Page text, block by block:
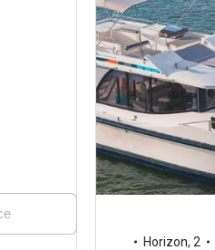
Horizon, 2